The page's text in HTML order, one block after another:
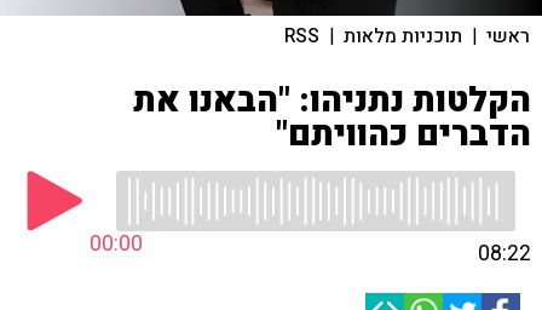
ראשי | תוכניות מלאות |
RSS
הקלטות נתניהו: "הבאנו את
הדברים כהוויתם"
00:00 08:22